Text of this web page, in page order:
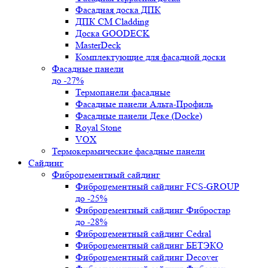
Фасадная доска ДПК
ДПК CM Cladding
Доска GOODECK
MasterDeck
Комплектующие для фасадной доски
Фасадные панели
до -27%
Термопанели фасадные
Фасадные панели Альта-Профиль
Фасадные панели Деке (Docke)
Royal Stone
VOX
Термокерамические фасадные панели
Сайдинг
Фиброцементный сайдинг
Фиброцементный сайдинг FCS-GROUP
до -25%
Фиброцементный сайдинг Фибростар
до -28%
Фиброцементный сайдинг Cedral
Фиброцементный сайдинг БЕТЭКО
Фиброцементный сайдинг Decover